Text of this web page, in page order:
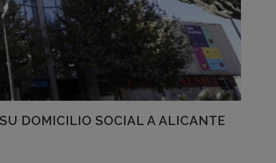
DOMICILIO SOCIAL A ALICANTE